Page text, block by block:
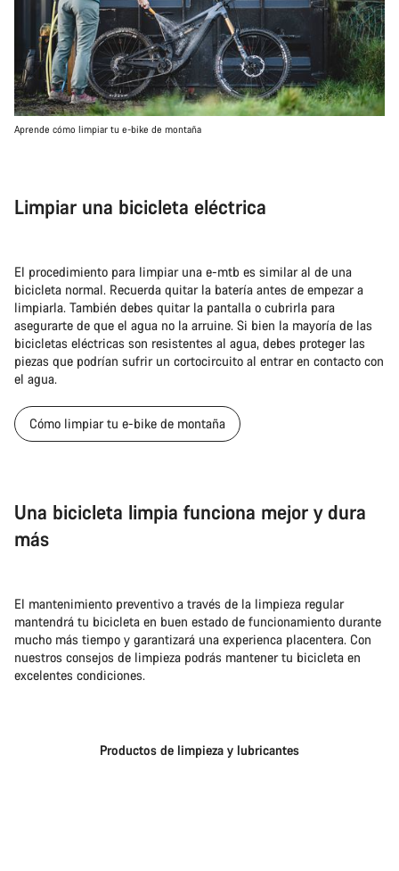
Aprende cómo limpiar tu e-bike de montaña
Limpiar una bicicleta eléctrica
El procedimiento para limpiar una e-mtb es similar al de una
bicicleta normal. Recuerda quitar la batería antes de empezar a
limpiarla. También debes quitar la pantalla o cubrirla para
asegurarte de que el agua no la arruine. Si bien la mayoría de las
bicicletas eléctricas son resistentes al agua, debes proteger las
piezas que podrían sufrir un cortocircuito al entrar en contacto con
el agua.
Cómo limpiar tu e-bike de montaña
Una bicicleta limpia funciona mejor y dura
más
El mantenimiento preventivo a través de la limpieza regular
mantendrá tu bicicleta en buen estado de funcionamiento durante
mucho más tiempo y garantizará una experienca placentera. Con
nuestros consejos de limpieza podrás mantener tu bicicleta en
excelentes condiciones.
Productos de limpieza y lubricantes